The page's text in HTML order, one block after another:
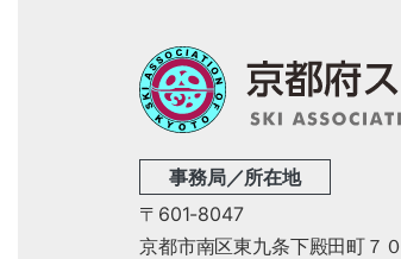
事務局／所在地
〒601-8047
京都市南区東九条下殿田町７０